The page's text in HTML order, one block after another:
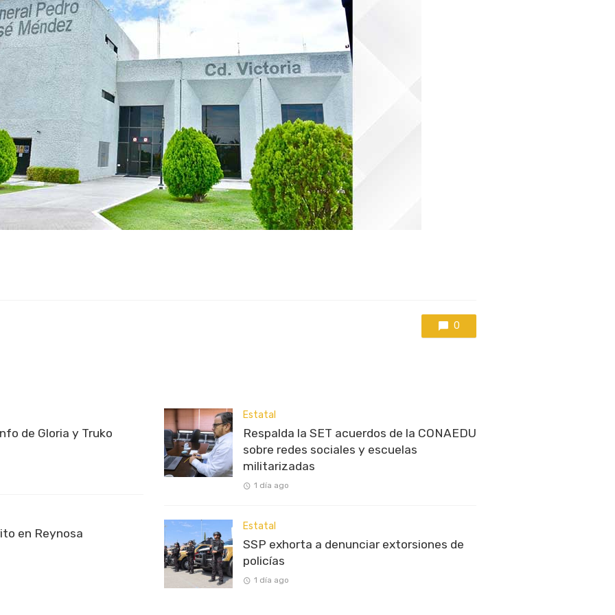
0
de Gloria y Truko
en Reynosa
Estatal
Respalda la SET acuerdos de la CONAEDU
sobre redes sociales y escuelas
militarizadas
1 día ago
Estatal
SSP exhorta a denunciar extorsiones de
policías
1 día ago